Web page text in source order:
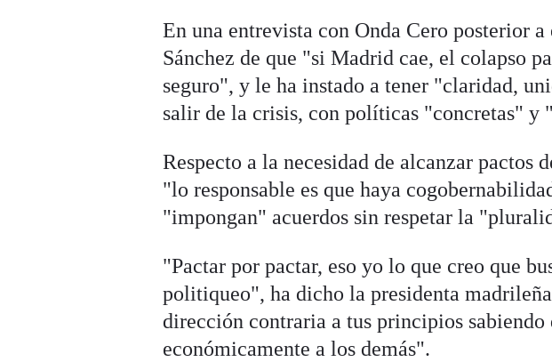
En una entrevista con Onda Cero posterior
Sánchez de que "si Madrid cae, el colapso
seguro", y le ha instado a tener "claridad,
salir de la crisis, con políticas "concretas" y
Respecto a la necesidad de alcanzar pactos
"lo responsable es que haya
"impongan" acuerdos sin respetar la
"Pactar por pactar, eso yo lo que creo que
politiqueo", ha dicho la presidenta
dirección contraria a tus principios sabiendo
económicamente a los demás".